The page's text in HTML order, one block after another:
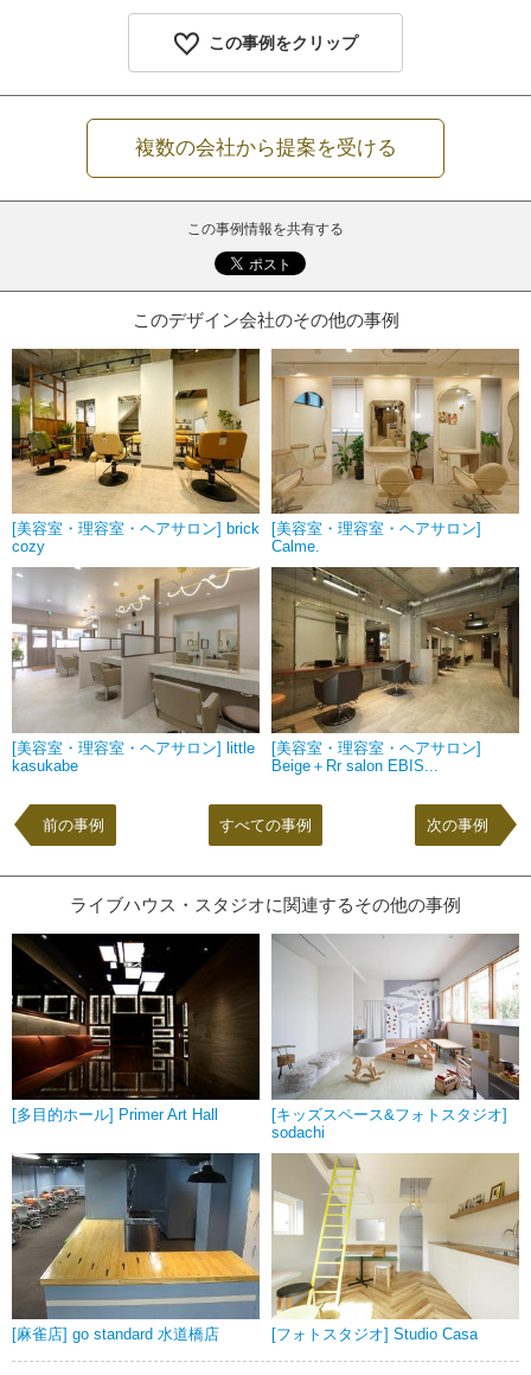
この事例をクリップ
複数の会社から提案を受ける
この事例情報を共有する
このデザイン会社のその他の事例
[美容室・理容室・ヘアサロン] brick
cozy
[美容室・理容室・ヘアサロン]
Calme.
[美容室・理容室・ヘアサロン] little
kasukabe
[美容室・理容室・ヘアサロン]
Beige＋Rr salon EBIS...
前の事例 次の事例
すべての事例
ライブハウス・スタジオに関連するその他の事例
[多目的ホール] Primer Art Hall
[キッズスペース&フォトスタジオ]
sodachi
[麻雀店] go standard 水道橋店 [フォトスタジオ] Studio Casa